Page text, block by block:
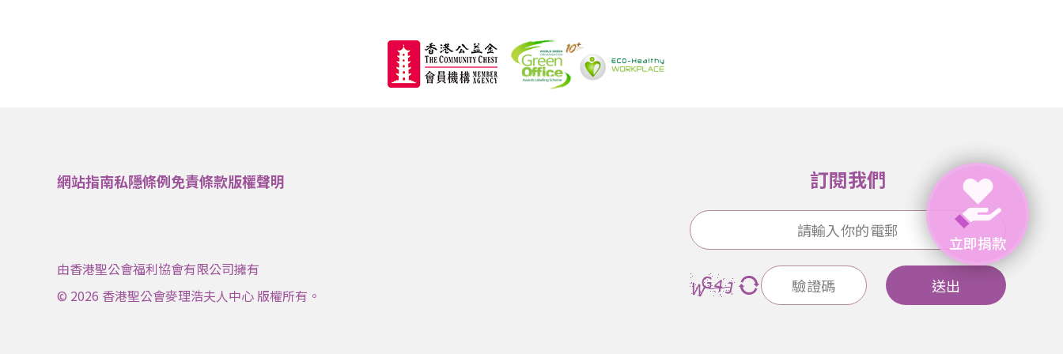
訂閱我們
送出
網站指南私隱條例免責條款版權聲明
由香港聖公會福利協會有限公司擁有
© 2026 香港聖公會麥理浩夫人中心 版權所有。
立即捐款